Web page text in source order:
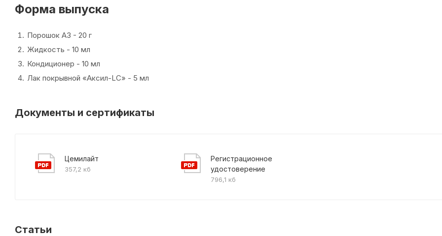
Форма выпуска
Порошок А3 - 20 г
Жидкость - 10 мл
Кондиционер - 10 мл
Лак покрывной «Аксил-LC» - 5 мл
Документы и сертификаты
Цемилайт
357,2 кб
Регистрационное
удостоверение
796,1 кб
Статьи